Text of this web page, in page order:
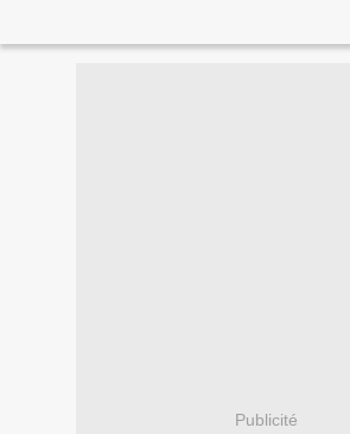
Publicité